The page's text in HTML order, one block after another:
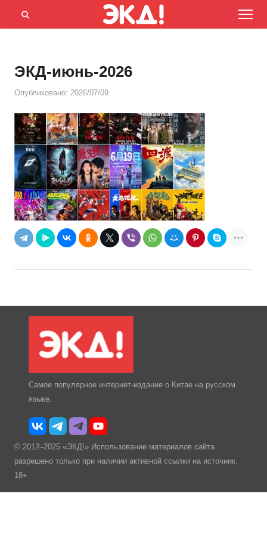
Menu
Открыть
ЭКД-июнь-2026
Опубликовано: 2026/07/09
Самое популярное интернет-издание о Китае на русском
языке.
© 2012–2025 «ЭКД!» Использование материалов сайта
разрешено только при наличии активной ссылки на источник.
18+